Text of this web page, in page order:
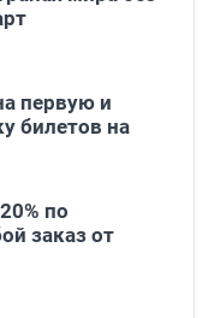
первую и
билетов на
по
заказ от